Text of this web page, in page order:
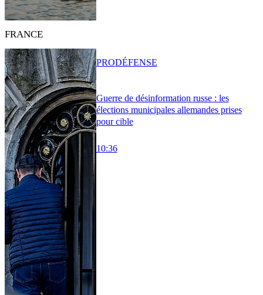
FRANCE
Guerre de désinformation russe : les
élections municipales allemandes prises
pour cible
10:36
PRODÉFENSE